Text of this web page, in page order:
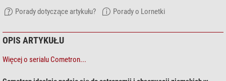
Porady dotyczące artykułu? Porady o Lornetki
OPIS ARTYKUŁU
Więcej o serialu Cometron...